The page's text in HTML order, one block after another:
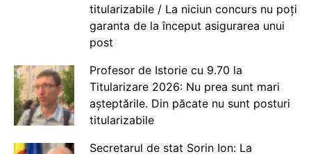
titularizabile / La niciun concurs nu poți
garanta de la început asigurarea unui
post
Profesor de Istorie cu 9.70 la
Titularizare 2026: Nu prea sunt mari
așteptările. Din păcate nu sunt posturi
titularizabile
Secretarul de stat Sorin Ion: La